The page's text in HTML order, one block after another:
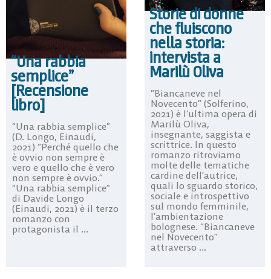
“Una rabbia
semplice”
[Recensione
libro]
“Una rabbia semplice”
(D. Longo, Einaudi,
2021) “Perché quello che
è ovvio non sempre è
vero e quello che è vero
non sempre è ovvio.”
“Una rabbia semplice”
di Davide Longo
(Einaudi, 2021) è il terzo
romanzo con
protagonista il ...
Storie di donne
che fluiscono
nella storia:
intervista a
Marilù Oliva
“Biancaneve nel
Novecento” (Solferino,
2021) è l’ultima opera di
Marilù Oliva,
insegnante, saggista e
scrittrice. In questo
romanzo ritroviamo
molte delle tematiche
cardine dell’autrice,
quali lo sguardo storico,
sociale e introspettivo
sul mondo femminile,
l’ambientazione
bolognese. “Biancaneve
nel Novecento”
attraverso ...